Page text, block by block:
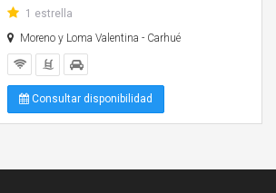
1 estrella
Moreno y Loma Valentina - Carhué
Consultar disponibilidad